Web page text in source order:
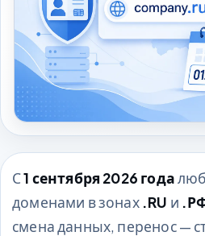
С1 сентября 2026 года
доменами в зонах .RU и
смена данных, перенос —